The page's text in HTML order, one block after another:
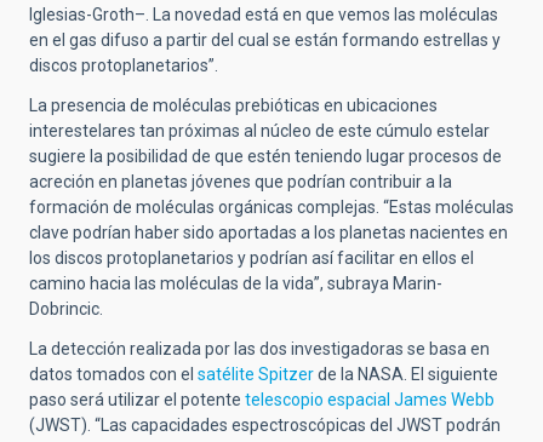
Iglesias-Groth–. La novedad está en que vemos las moléculas
en el gas difuso a partir del cual se están formando estrellas y
discos protoplanetarios”.
La presencia de moléculas prebióticas en ubicaciones
interestelares tan próximas al núcleo de este cúmulo estelar
sugiere la posibilidad de que estén teniendo lugar procesos de
acreción en planetas jóvenes que podrían contribuir a la
formación de moléculas orgánicas complejas. “Estas moléculas
clave podrían haber sido aportadas a los planetas nacientes en
los discos protoplanetarios y podrían así facilitar en ellos el
camino hacia las moléculas de la vida”, subraya Marin-
Dobrincic.
La detección realizada por las dos investigadoras se basa en
datos tomados con el satélite Spitzerde la NASA. El siguiente
paso será utilizar el potente telescopio espacial James Webb
(JWST). “Las capacidades espectroscópicas del JWST podrán